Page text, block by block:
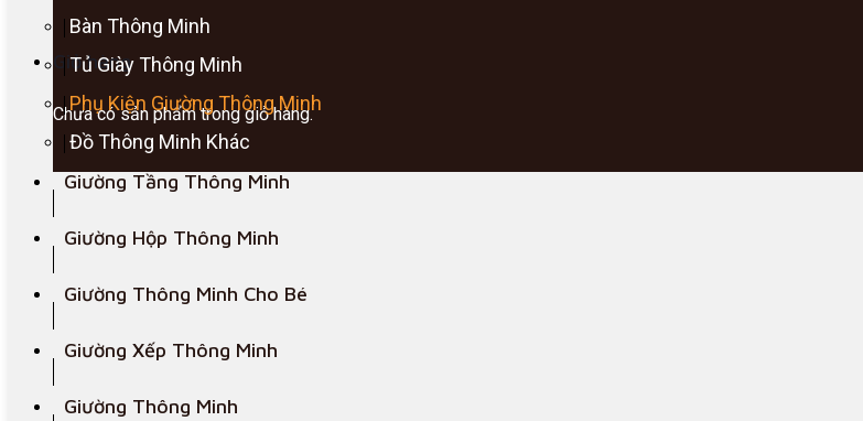
Giỏ hàng
Chưa có sản phẩm trong giỏ hàng.
Bàn Thông Minh
Tủ Giày Thông Minh
Phụ Kiện Giường Thông Minh
Đồ Thông Minh Khác
Giường Tầng Thông Minh
Giường Hộp Thông Minh
Giường Thông Minh Cho Bé
Giường Xếp Thông Minh
Giường Thông Minh